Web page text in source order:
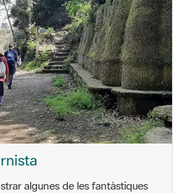
algunes de les fantàstiques